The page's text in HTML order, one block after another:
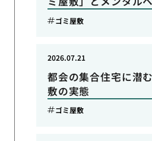
ゴミ屋敷
都会の集合住宅に潜
敷の実態
2026.07.21
ゴミ屋敷